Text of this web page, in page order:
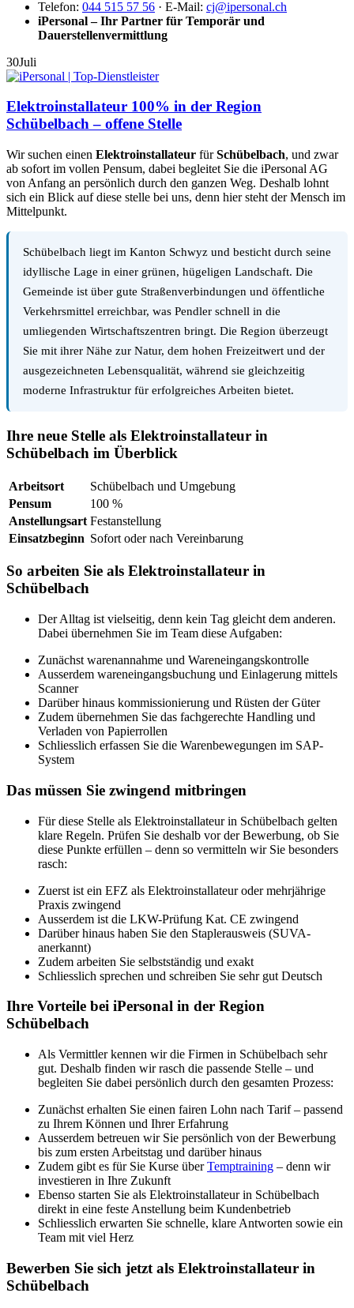
Telefon: 044 515 57 56 · E-Mail: cj@ipersonal.ch
iPersonal – Ihr Partner für Temporär und
Dauerstellenvermittlung
30Juli
Elektroinstallateur 100% in der Region
Schübelbach – offene Stelle
Wir suchen einen Elektroinstallateur fürSchübelbach, und zwar
ab sofort im vollen Pensum, dabei begleitet Sie die iPersonal AG
von Anfang an persönlich durch den ganzen Weg. Deshalb lohnt
sich ein Blick auf diese stelle bei uns, denn hier steht der Mensch im
Mittelpunkt.
Schübelbach liegt im Kanton Schwyz und besticht durch seine
idyllische Lage in einer grünen, hügeligen Landschaft. Die
Gemeinde ist über gute Straßenverbindungen und öffentliche
Verkehrsmittel erreichbar, was Pendler schnell in die
umliegenden Wirtschaftszentren bringt. Die Region überzeugt
Sie mit ihrer Nähe zur Natur, dem hohen Freizeitwert und der
ausgezeichneten Lebensqualität, während sie gleichzeitig
moderne Infrastruktur für erfolgreiches Arbeiten bietet.
Ihre neue Stelle als Elektroinstallateur in
Schübelbach im Überblick
Arbeitsort
Schübelbach und Umgebung
Pensum
100 %
Anstellungsart Festanstellung
Einsatzbeginn Sofort oder nach Vereinbarung
So arbeiten Sie als Elektroinstallateur in
Schübelbach
Der Alltag ist vielseitig, denn kein Tag gleicht dem anderen.
Dabei übernehmen Sie im Team diese Aufgaben:
Zunächst warenannahme und Wareneingangskontrolle
Ausserdem wareneingangsbuchung und Einlagerung mittels
Scanner
Darüber hinaus kommissionierung und Rüsten der Güter
Zudem übernehmen Sie das fachgerechte Handling und
Verladen von Papierrollen
Schliesslich erfassen Sie die Warenbewegungen im SAP-
System
Das müssen Sie zwingend mitbringen
Für diese Stelle als Elektroinstallateur in Schübelbach gelten
klare Regeln. Prüfen Sie deshalb vor der Bewerbung, ob Sie
diese Punkte erfüllen – denn so vermitteln wir Sie besonders
rasch:
Zuerst ist ein EFZ als Elektroinstallateur oder mehrjährige
Praxis zwingend
Ausserdem ist die LKW-Prüfung Kat. CE zwingend
Darüber hinaus haben Sie den Staplerausweis (SUVA-
anerkannt)
Zudem arbeiten Sie selbstständig und exakt
Schliesslich sprechen und schreiben Sie sehr gut Deutsch
Ihre Vorteile bei iPersonal in der Region
Schübelbach
Als Vermittler kennen wir die Firmen in Schübelbach sehr
gut. Deshalb finden wir rasch die passende Stelle – und
begleiten Sie dabei persönlich durch den gesamten Prozess:
Zunächst erhalten Sie einen fairen Lohn nach Tarif – passend
zu Ihrem Können und Ihrer Erfahrung
Ausserdem betreuen wir Sie persönlich von der Bewerbung
bis zum ersten Arbeitstag und darüber hinaus
Zudem gibt es für Sie Kurse überTemptraining – denn wir
investieren in Ihre Zukunft
Ebenso starten Sie als Elektroinstallateur in Schübelbach
direkt in eine feste Anstellung beim Kundenbetrieb
Schliesslich erwarten Sie schnelle, klare Antworten sowie ein
Team mit viel Herz
Bewerben Sie sich jetzt als Elektroinstallateur in
Schübelbach